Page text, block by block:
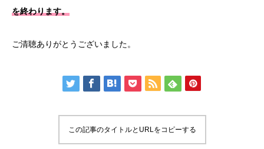
を終わります。
ご清聴ありがとうございました。
この記事のタイトルとURLをコピーする